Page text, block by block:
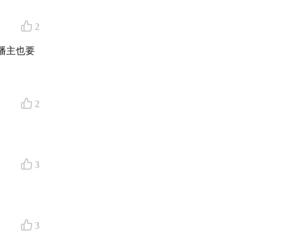
」，
力。
2
主也要
2
3
3